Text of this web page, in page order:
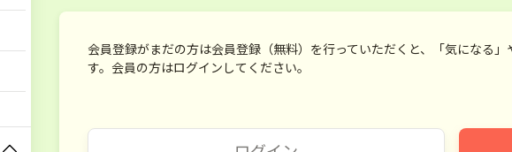
会員登録がまだの方は会員登録（無料）を行っていただくと、「気になる
す。会員の方はログインしてください。